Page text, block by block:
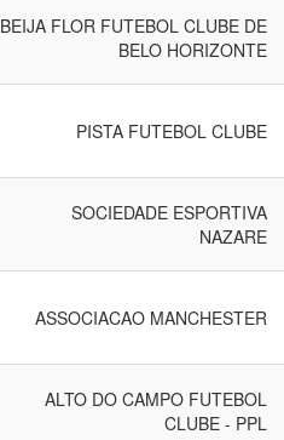
BEIJA FLOR FUTEBOL CLUBE DE
BELO HORIZONTE
PISTA FUTEBOL CLUBE
SOCIEDADE ESPORTIVA
NAZARE
ASSOCIACAO MANCHESTER
ALTO DO CAMPO FUTEBOL
CLUBE - PPL